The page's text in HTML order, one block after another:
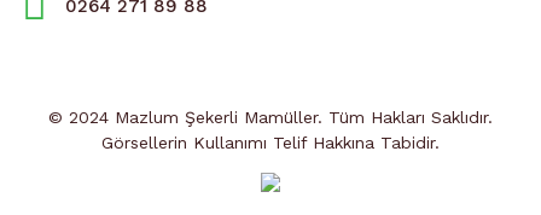
0264 271 89 88
© 2024 Mazlum Şekerli Mamüller. Tüm Hakları Saklıdır.
Görsellerin Kullanımı Telif Hakkına Tabidir.